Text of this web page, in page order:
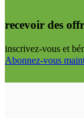
recevoir des
inscrivez-vous et
Abonnez-vous